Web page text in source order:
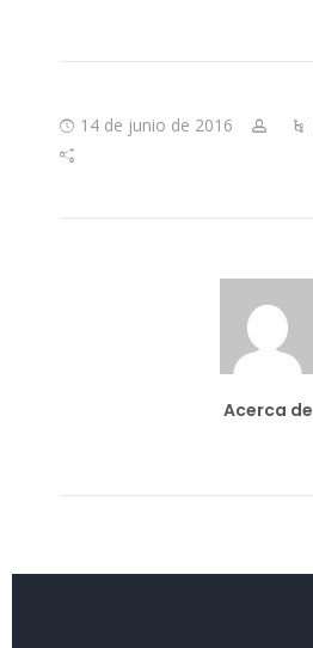
14 de junio de 2016
Acerca de